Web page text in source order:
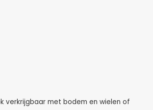
verkrijgbaar met bodem en wielen of